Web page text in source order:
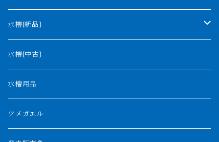
タンガニーカ
モケレンベンベ
デルヘッジ
ザイールグリーン
パルマス
水槽(新品)
1200mm以下
1500mm
1800mm
水槽(中古)
水槽用品
ツメガエル